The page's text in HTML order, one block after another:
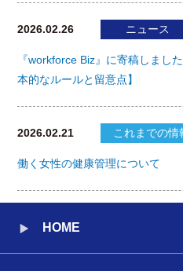
2026.02.26 ニュース
『workforce Biz』に寄稿しまし
本的なルールと留意点】
2026.02.21 これまでの情
働く女性の健康管理について
HOME